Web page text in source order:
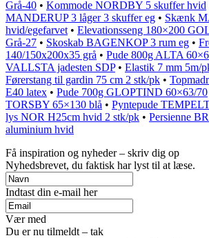
Grå-40 • Kommode NORDBY 5 skuffer hvid
MANDERUP 3 låger 3 skuffer eg • Skænk
hvid/egefarvet • Elevationsseng 180×200
Grå-27 • Skoskab BAGENKOP 3 rum eg •
140/150x200x35 grå • Pude 800g ALTA
VALLSTA jadesten SDP• Elastik 7 mm 5m/
Førerstang til gardin 75 cm 2 stk/pk •
E40 latex • Pude 700g GLOPTIND 60×63/70
TORSBY 65×130 blå • Pyntepude
lys NOR H25cm hvid 2 stk/pk • Persienne
aluminium hvid
Få inspiration og nyheder – skriv dig op
Nyhedsbrevet, du faktisk har lyst til at læse.
Indtast din e-mail her
Vær med
Du er nu tilmeldt – tak